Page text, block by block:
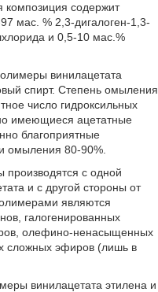
композиция содержит
мас. % 2,3-дигалоген-1,3-
и 0,5-10 мас.%
винилацетата
спирт. Степень омыления
число гидроксильных
имеющиеся ацетатные
благоприятные
омыления 80-90%.
с одной
и с другой стороны от
являются
галогенированных
олефино-ненасыщенных
сложных эфиров (лишь в
винилацетата этилена и